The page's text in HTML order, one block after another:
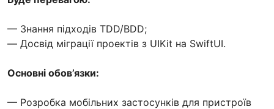
— Знання підходів TDD/BDD;
— Досвід міграції проектів з UIKit на SwiftUI.
Основні обов’язки:
— Розробка мобільних застосунків для пристроїв